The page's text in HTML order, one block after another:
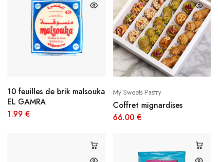
10 feuilles de brik malsouka
EL GAMRA
1.99 €
My Sweets Pastry
Coffret mignardises
66.00 €